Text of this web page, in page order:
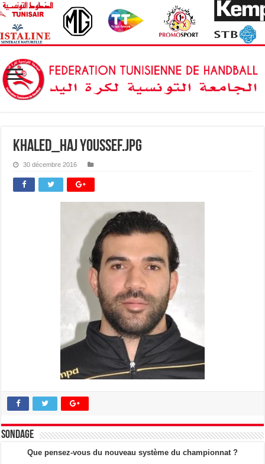
khaled_haj youssef.jpg
30 décembre 2016
Sondage
Que pensez-vous du nouveau système du championnat ?